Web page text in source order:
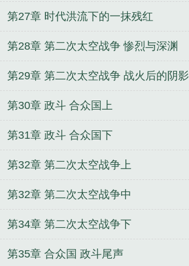
第27章 时代洪流下的一抹残红
第28章 第二次太空战争 惨烈与深渊
第29章 第二次太空战争 战火后的阴影
第30章 政斗 合众国上
第31章 政斗 合众国下
第32章 第二次太空战争上
第32章 第二次太空战争中
第34章 第二次太空战争下
第35章 合众国 政斗尾声